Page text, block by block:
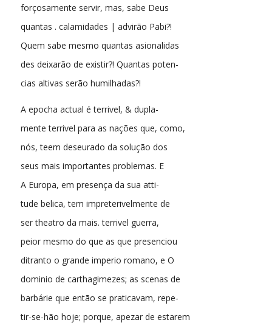
forçosamente servir, mas, sabe Deus
quantas . calamidades | advirão Pabi?!
Quem sabe mesmo quantas asionalidas
des deixarão de existir?! Quantas poten-
cias altivas serão humilhadas?!
A epocha actual é terrivel, & dupla-
mente terrivel para as nações que, como,
nós, teem deseurado da solução dos
seus mais importantes problemas. E
A Europa, em presença da sua atti-
tude belica, tem impreterivelmente de
ser theatro da mais. terrivel guerra,
peior mesmo do que as que presenciou
ditranto o grande imperio romano, e O
dominio de carthagimezes; as scenas de
barbárie que então se praticavam, repe-
tir-se-hão hoje; porque, apezar de estarem